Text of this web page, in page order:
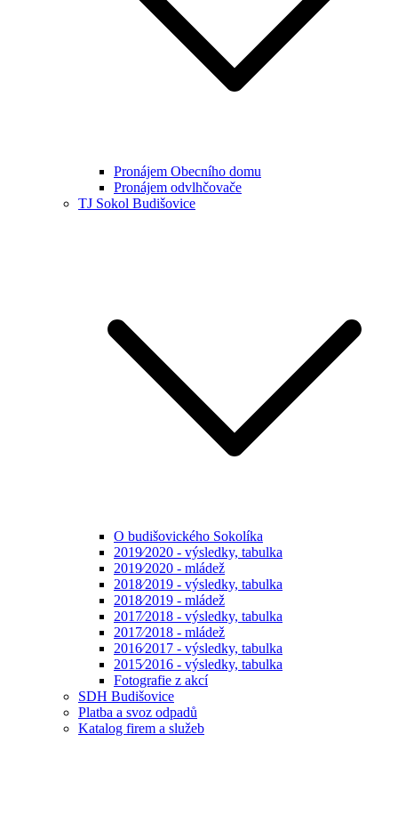
Pronájem Obecního domu
Pronájem odvlhčovače
TJ Sokol Budišovice
O budišovického Sokolíka
2019⁄2020 - výsledky, tabulka
2019⁄2020 - mládež
2018⁄2019 - výsledky, tabulka
2018⁄2019 - mládež
2017⁄2018 - výsledky, tabulka
2017⁄2018 - mládež
2016⁄2017 - výsledky, tabulka
2015⁄2016 - výsledky, tabulka
Fotografie z akcí
SDH Budišovice
Platba a svoz odpadů
Katalog firem a služeb